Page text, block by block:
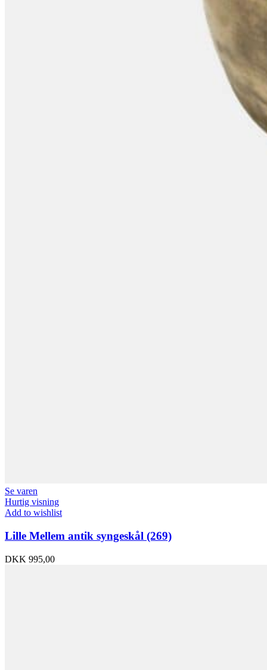
Se varen
Hurtig visning
Add to wishlist
Lille Mellem antik syngeskål (269)
DKK 995,00